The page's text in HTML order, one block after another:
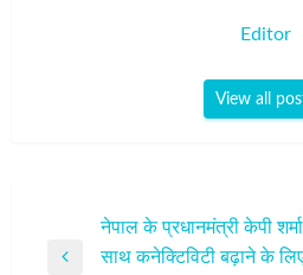
Editor
View all
नेविगेशन
नेपाल के प्रधानमंत्री केपी
साथ कनेक्टिविटी बढ़ाने के